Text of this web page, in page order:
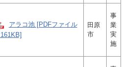
アラコ池 [PDFファイル
161KB]
田原
市
事
業
実
施